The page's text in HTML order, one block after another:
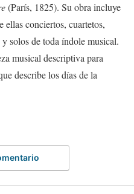
(París, 1825). Su obra incluye
ellas conciertos, cuartetos,
solos de toda índole musical.
musical descriptiva para
describe los días de la